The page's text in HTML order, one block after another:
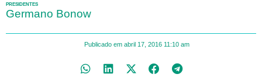
PRESIDENTES
Germano Bonow
Publicado em abril 17, 2016 11:10 am